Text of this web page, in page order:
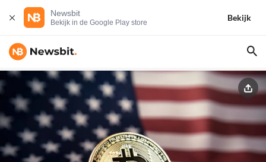
Newsbit
Bekijk in de Google Play store
Bekijk